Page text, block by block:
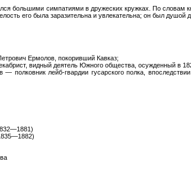
большими симпатиями в дружеских кружках. По
его была заразительна и увлекательна; он был душой
Ермолов, покоривший Кавказ;
видный деятель Южного общества, осужденный в
полковник лейб-гвардии гусарского полка,